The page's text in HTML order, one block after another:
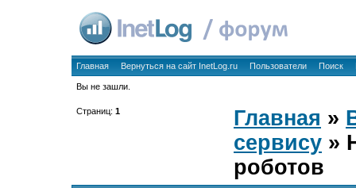
Главная Вернуться на сайт InetLog.ru Пользователи Поиск
Вы не зашли.
Страниц: 1 Главная »
сервису »
роботов